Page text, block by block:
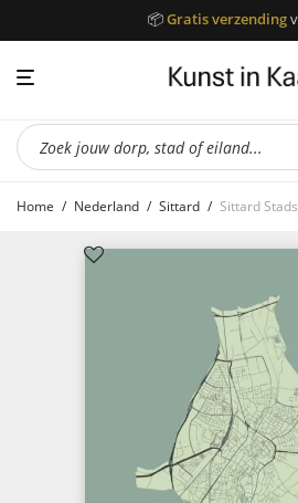
📦Gratis verzending
Producten
zoeken
Home / Nederland / Sittard / Sittard